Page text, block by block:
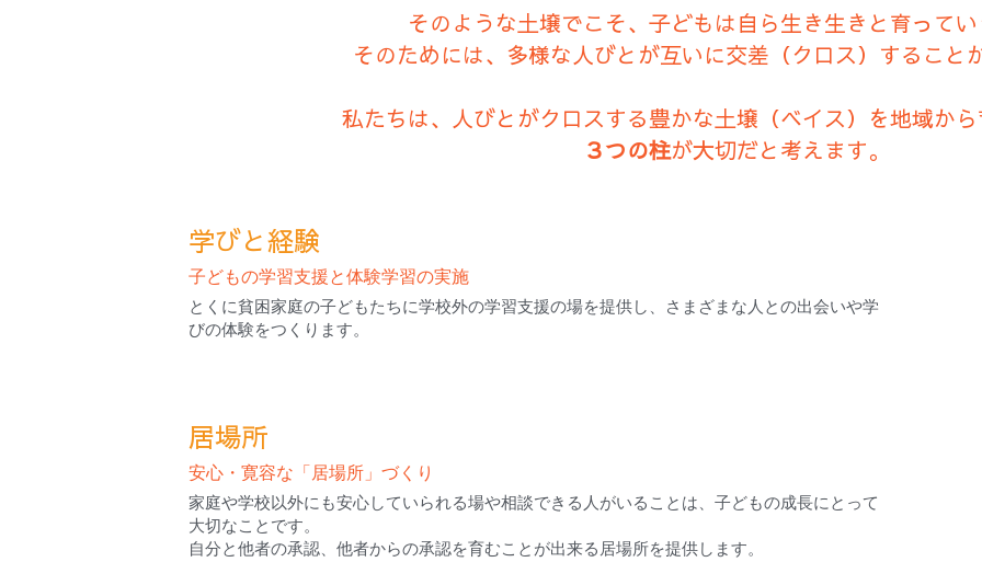
そのような土壌でこそ、子どもは自ら生き生きと育って
そのためには、多様な人びとが互いに交差（クロス）すること
私たちは、人びとがクロスする豊かな土壌（ベイス）を地域か
３つの柱が大切だと考えます。
学びと経験
子どもの学習支援と体験学習の実施
とくに貧困家庭の子どもたちに学校外の学習支援の場を提供し、さまざまな人との出会いや学
びの体験をつくります。
居場所
安心・寛容な「居場所」づくり
家庭や学校以外にも安心していられる場や相談できる人がいることは、子どもの成長にとって
大切なことです。
自分と他者の承認、他者からの承認を育むことが出来る居場所を提供します。